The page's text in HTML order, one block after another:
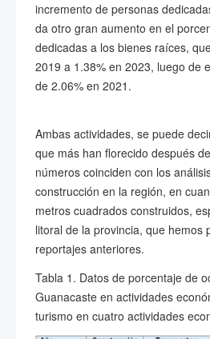
incremento de personas
da otro gran aumento en el
dedicadas a los bienes raíces,
2019 a 1.38% en 2023, luego de
de 2.06% en 2021.
Ambas actividades, se puede
que más han florecido después
números coinciden con los
construcción en la región, en
metros cuadrados construidos,
litoral de la provincia, que hemos
reportajes anteriores.
Tabla 1. Datos de porcentaje de
Guanacaste en actividades
turismo en cuatro actividades